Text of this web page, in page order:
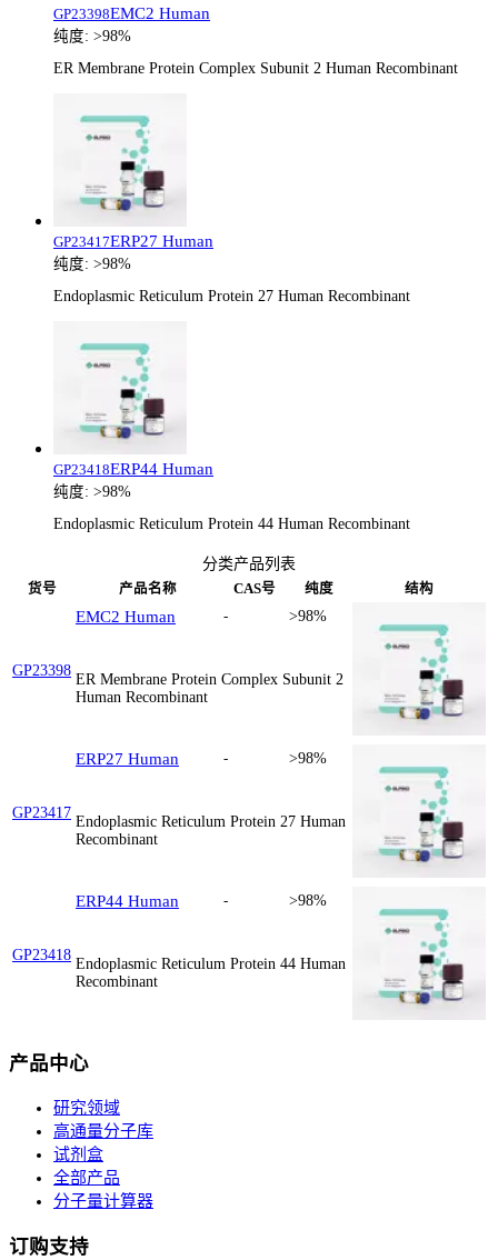
GP23398EMC2 Human
纯度: >98%
ER Membrane Protein Complex Subunit 2 Human Recombinant
GP23417ERP27 Human
纯度: >98%
Endoplasmic Reticulum Protein 27 Human Recombinant
GP23418ERP44 Human
纯度: >98%
Endoplasmic Reticulum Protein 44 Human Recombinant
分类产品列表
货号 产品名称 CAS号 纯度 结构
GP23398
EMC2 Human - >98%
ER Membrane Protein Complex Subunit 2
Human Recombinant
GP23417
ERP27 Human - >98%
Endoplasmic Reticulum Protein 27 Human
Recombinant
GP23418
ERP44 Human - >98%
Endoplasmic Reticulum Protein 44 Human
Recombinant
产品中心
研究领域
高通量分子库
试剂盒
全部产品
分子量计算器
订购支持